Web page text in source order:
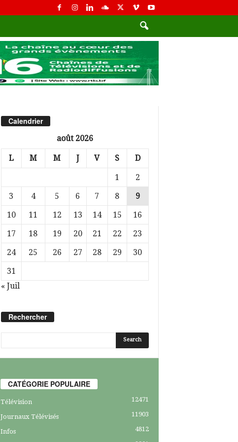
Calendrier
août 2026
L M M J V S D
1
2
3
4 5 6 7 8
9
10
11 12 13 14 15
16
17
18 19 20 21 22
23
24
25 26 27 28 29
30
31
« Juil
Rechercher
CATÉGORIE POPULAIRE
Télévision 12471
Journaux Télévisés 11903
Infos
4812